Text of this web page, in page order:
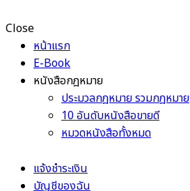
Close
หน้าแรก
E-Book
หนังสือกฎหมาย
ประมวลกฎหมาย รวมกฎหมาย
10 อันดับหนังสือขายดี
หมวดหนังสือทั้งหมด
แจ้งชำระเงิน
บัญชีของฉัน